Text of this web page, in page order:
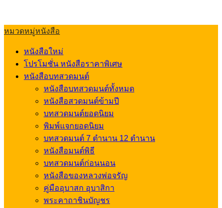
หมวดหมู่หนังสือ
หนังสือใหม่
โปรโมชั่น หนังสือราคาพิเศษ
หนังสือบทสวดมนต์
หนังสือบทสวดมนต์ทั้งหมด
หนังสือสวดมนต์ข้ามปี
บทสวดมนต์ยอดนิยม
พิมพ์แจกยอดนิยม
บทสวดมนต์ 7 ตำนาน 12 ตำนาน
หนังสือมนต์พิธี
บทสวดมนต์ก่อนนอน
หนังสือของหลวงพ่อจรัญ
คู่มืออุบาสก อุบาสิกา
พระคาถาชินบัญชร